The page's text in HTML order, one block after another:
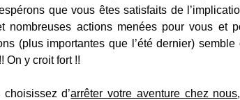
que vous êtes satisfaits de
nombreuses actions menées pour vous et
(plus importantes que l’été dernier)
On y croit fort !!
d’arrêter votre aventure chez nous